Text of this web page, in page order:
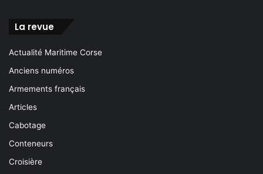
La revue
Actualité Maritime Corse
Anciens numéros
Armements français
Articles
Cabotage
Conteneurs
Croisière